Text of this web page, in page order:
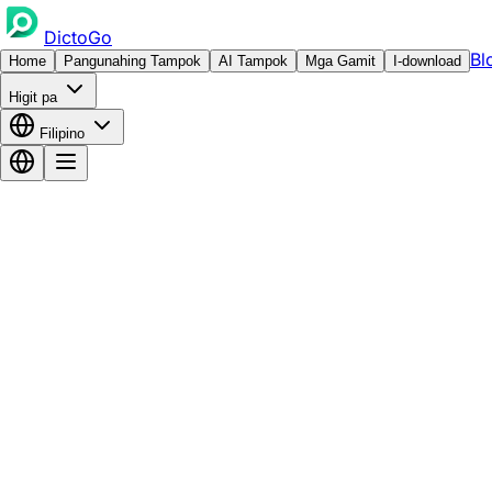
DictoGo
Home Pangunahing Tampok AI Tampok Mga Gamit I-download
Higit pa
Filipino